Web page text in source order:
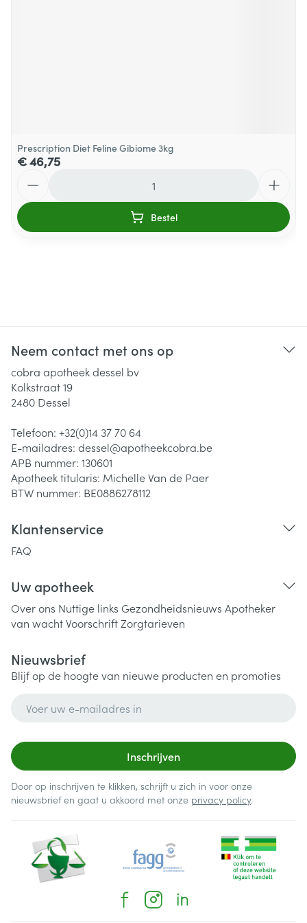
Prescription Diet Feline Gibiome 3kg
€ 46,75
Bestel
Neem contact met ons op
cobra apotheek dessel bv
Kolkstraat 19
2480 Dessel
Telefoon: +32(0)14 37 70 64
E-mailadres: dessel@apotheekcobra.be
APB nummer: 130601
Apotheek titularis: Michelle Van de Paer
BTW nummer: BE0886278112
Klantenservice
FAQ
Uw apotheek
Over ons Nuttige links Gezondheidsnieuws Apotheker
van wachtVoorschriftZorgtarieven
Nieuwsbrief
Blijf op de hoogte van nieuwe producten en promoties
Inschrijven
Door op inschrijven te klikken, schrijft u zich in voor onze
nieuwsbrief en gaat u akkoord met onze privacy policy.